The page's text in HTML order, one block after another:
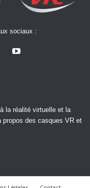
sociaux :
la réalité virtuelle et la
propos des casques VR et